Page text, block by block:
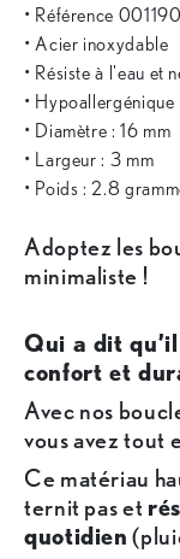
• Référence
• Acier inoxydable
• Résiste à l'eau et
• Hypoallergénique
• Diamètre : 16 mm
• Largeur : 3 mm
• Poids : 2.8
Adoptez les
minimaliste !
Qui a dit
confort et
Avec nos
vous avez tout
Ce matériau
ternit pas et
quotidien